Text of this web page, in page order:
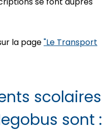
la page"Le Transport
scolaires
sont :